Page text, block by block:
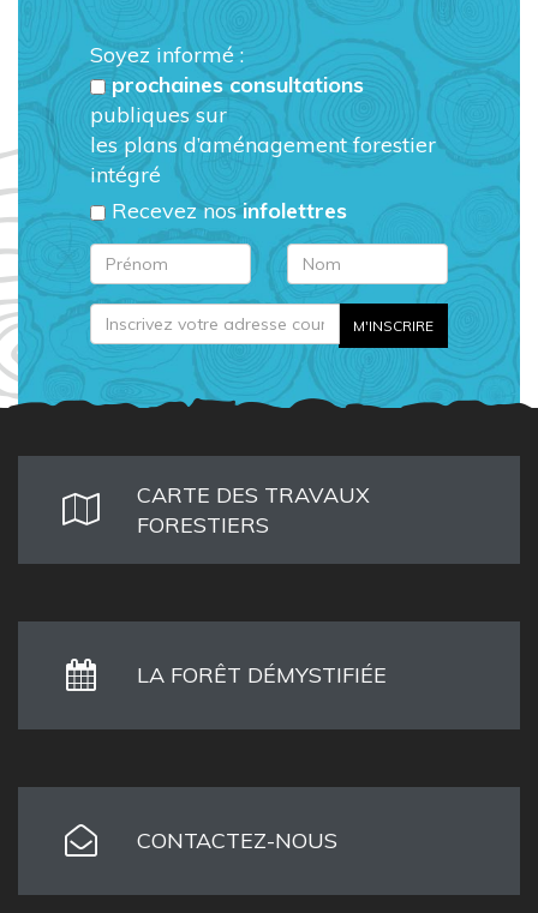
Soyez informé :
prochaines consultations
publiques sur
les plans d’aménagement forestier
intégré
Recevez nosinfolettres
CARTE DES TRAVAUX
FORESTIERS
LA FORÊT DÉMYSTIFIÉE
CONTACTEZ-NOUS